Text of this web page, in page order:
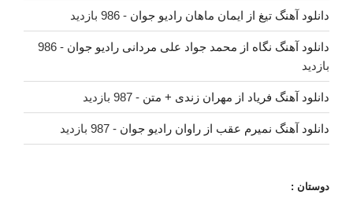
دانلود آهنگ تیغ از ایمان ماهان رادیو جوان - 986 بازدید
دانلود آهنگ نگاه از محمد جواد علی مردانی رادیو جوان
- 986
بازدید
دانلود آهنگ فریاد از مهران زندی + متن - 987 بازدید
دانلود آهنگ نمیرم عقب از راوان رادیو جوان - 987 بازدید
دوستان :